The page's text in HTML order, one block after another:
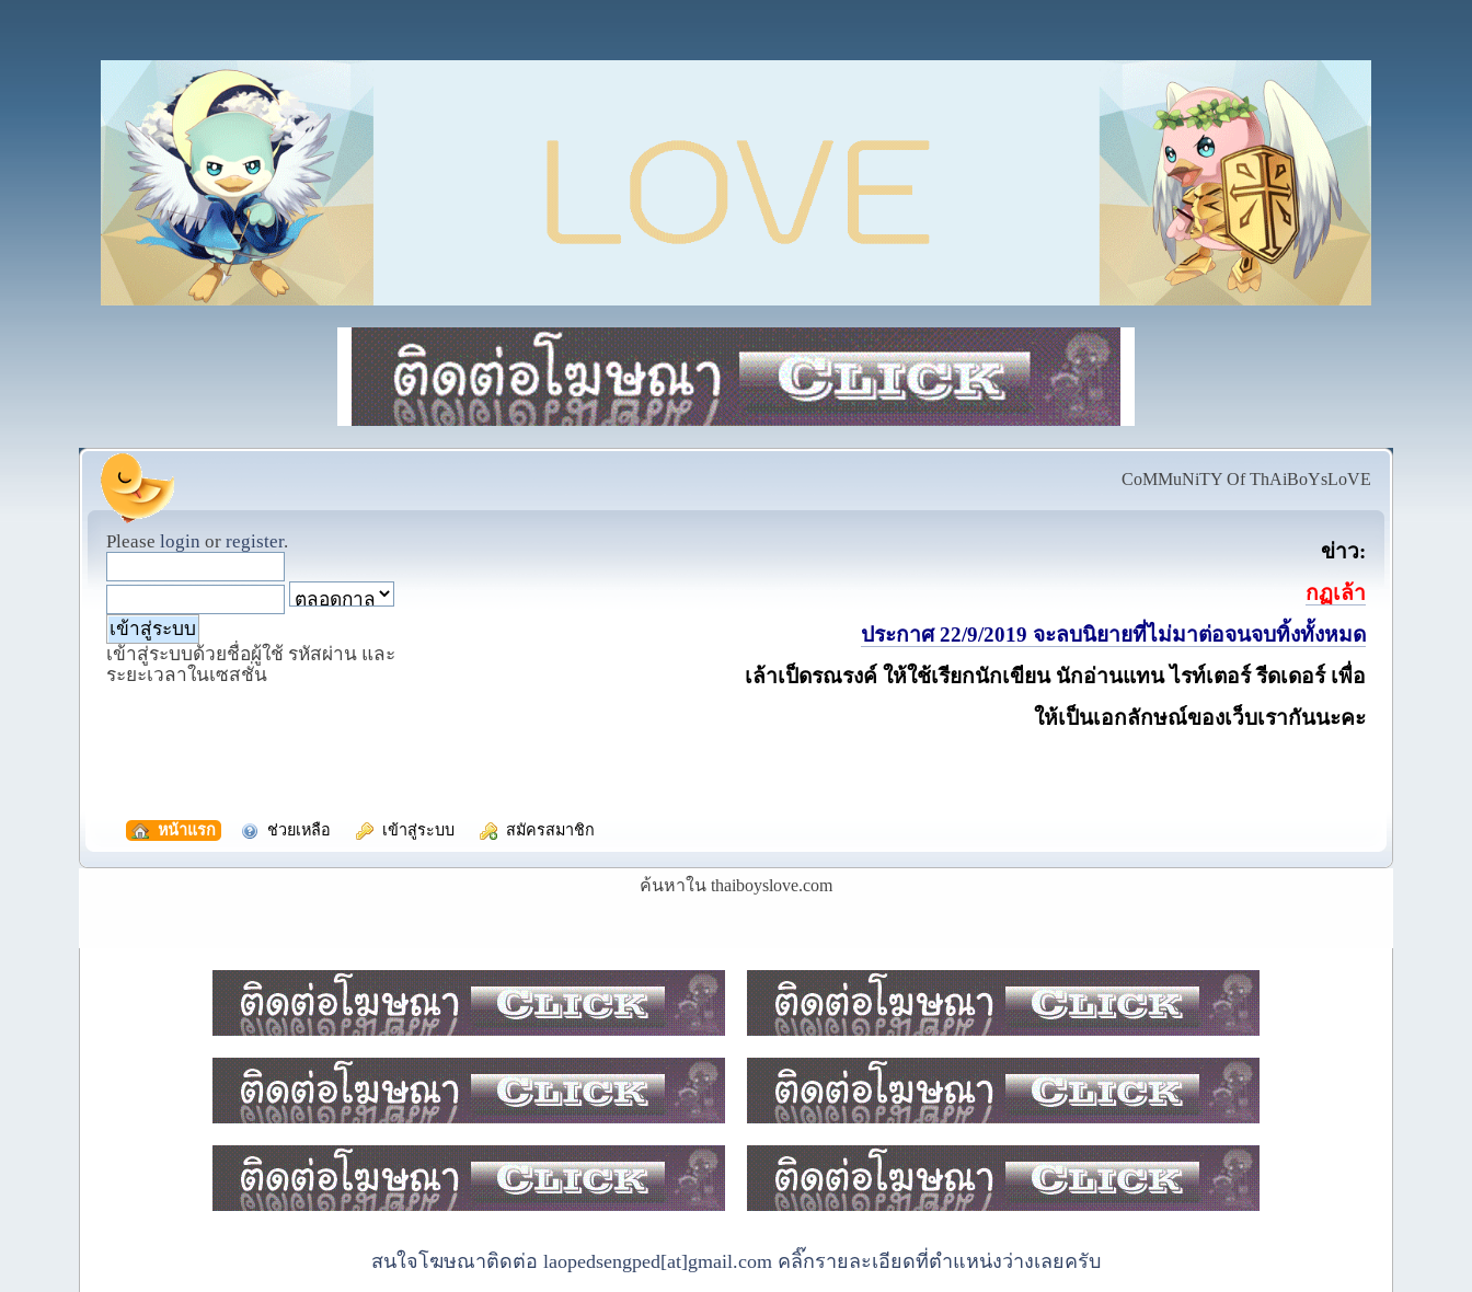
CoMMuNiTY Of ThAiBoYsLoVE
Please login or register.
เข้าสู่ระบบด้วยชื่อผู้ใช้ รหัสผ่าน และ
ระยะเวลาในเซสชั่น
ข่าว:
กฏเล้า
ประกาศ 22/9/2019 จะลบนิยายที่ไม่มาต่อจนจบทิ้งทั้งหมด
เล้าเป็ดรณรงค์ ให้ใช้เรียกนักเขียน นักอ่านแทน ไรท์เตอร์ รีดเดอร์ เพื่อ
ให้เป็นเอกลักษณ์ของเว็บเรากันนะคะ
หน้าแรก ช่วยเหลือ เข้าสู่ระบบ สมัครสมาชิก
ค้นหาใน thaiboyslove.com
สนใจโฆษณาติดต่อ laopedsengped[at]gmail.com คลิ๊กรายละเอียดที่ตำแหน่งว่างเลยครับ